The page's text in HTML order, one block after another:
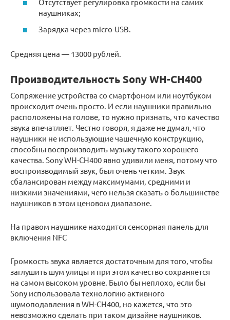
наушниках;
Зарядка через micro-USB.
Средняя цена — 13000 рублей.
Производительность Sony WH-CH400
Сопряжение устройства со смартфоном или ноутбуком
происходит очень просто. И если наушники правильно
расположены на голове, то нужно признать, что качество
звука впечатляет. Честно говоря, я даже не думал, что
наушники не использующие чашечную конструкцию,
способны воспроизводить музыку такого хорошего
качества. Sony WH-CH400 явно удивили меня, потому что
воспроизводимый звук, был очень четким. Звук
сбалансирован между максимумами, средними и
низкими значениями, чего нельзя сказать о большинстве
наушников в этом ценовом диапазоне.
На правом наушнике находится сенсорная панель для
включения NFC
Громкость звука является достаточным для того, чтобы
заглушить шум улицы и при этом качество сохраняется
на самом высоком уровне. Было бы неплохо, если бы
Sony использовала технологию активного
шумоподавления в WH-CH400, но кажется, что это
невозможно сделать при таком дизайне наушников.